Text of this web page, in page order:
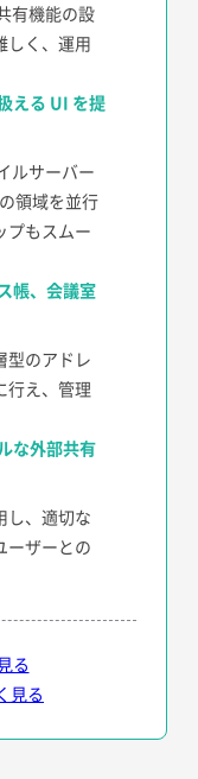
有機能の設
しく、運用
える UI を提
ルサーバー
領域を並行
プもスムー
帳、会議室
型のアドレ
行え、管理
な外部共有
し、適切な
ーザーとの
る
見る